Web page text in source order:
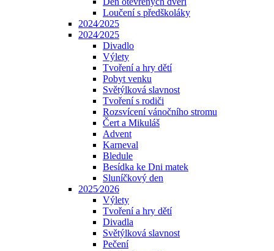
Loučení s předškoláky
2024⁄2025
2024⁄2025
Divadlo
Výlety
Tvoření a hry dětí
Pobyt venku
Světýlková slavnost
Tvoření s rodiči
Rozsvícení vánočního stromu
Čert a Mikuláš
Advent
Karneval
Bledule
Besídka ke Dni matek
Sluníčkový den
2025⁄2026
Výlety
Tvoření a hry dětí
Divadla
Světýlková slavnost
Pečení